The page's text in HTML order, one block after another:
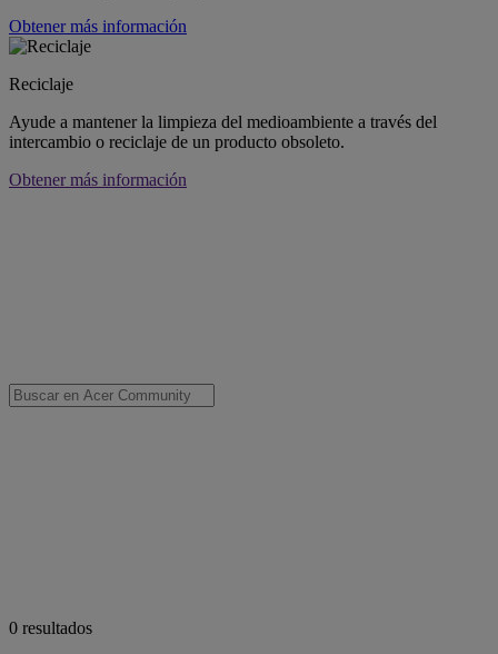
Obtener más información
Reciclaje
Ayude a mantener la limpieza del medioambiente a través del
intercambio o reciclaje de un producto obsoleto.
Obtener más información
0 resultados